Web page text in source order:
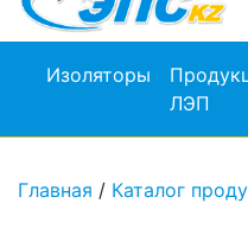
Изоляторы
ЛЭП
Главная / Каталог